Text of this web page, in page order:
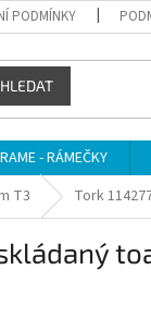
PODMÍNKY
HLEDAT
- RÁMEČKY
T3 Tork